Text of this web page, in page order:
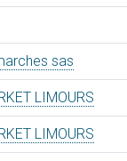
sas
LIMOURS
LIMOURS